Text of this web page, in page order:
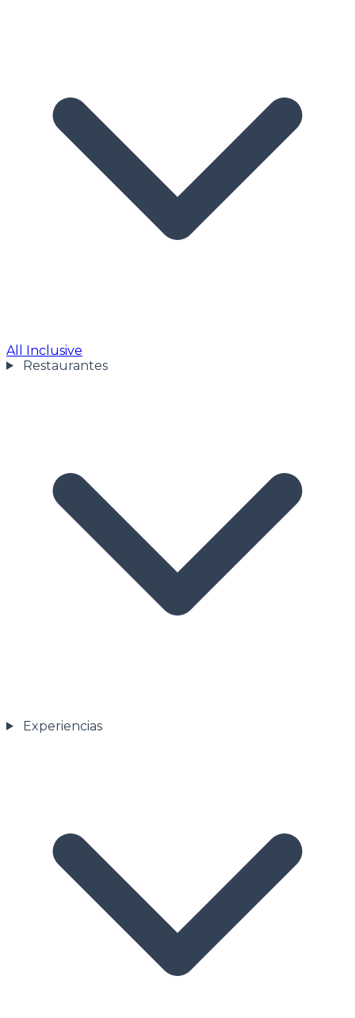
All Inclusive
Restaurantes
Experiencias